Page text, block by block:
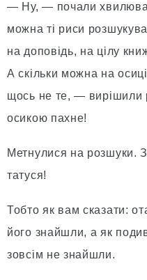
— Ну, — почали
можна ті риси
на доповідь, на цілу
А скільки можна на
щось не те, — вирішили
осикою пахне!
Метнулися на розшуки.
татуся!
Тобто як вам сказати:
його знайшли, а як
зовсім не знайшли.